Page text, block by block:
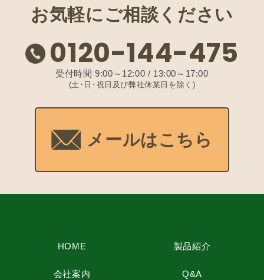
お気軽にご相談ください
0120-144-475
受付時間 9:00～12:00 / 13:00～17:00
(土･日･祝日及び弊社休業日を除く)
メールはこちら
HOME 製品紹介
会社案内 Q&A